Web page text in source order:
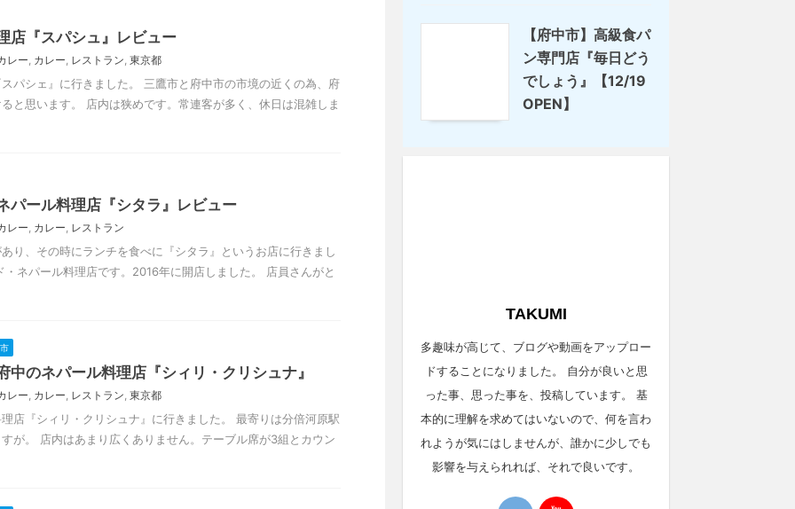
店『スパシュ』レビュー
レー, カレー, レストラン, 東京都
パシェ』に行きました。 三鷹市と府中市の市境の近くの為、府
と思います。 店内は狭めです。常連客が多く、休日は混雑しま
パール料理店『シタラ』レビュー
レー, カレー, レストラン
り、その時にランチを食べに『シタラ』というお店に行きまし
ネパール料理店です。2016年に開店しました。 店員さんがと
中のネパール料理店『シィリ・クリシュナ』
レー, カレー, レストラン, 東京都
店『シィリ・クリシュナ』に行きました。 最寄りは分倍河原駅
が。 店内はあまり広くありません。テーブル席が3組とカウン
【府中市】高級食パ
ン専門店『毎日どう
でしょう』【12/19
OPEN】
TAKUMI
多趣味が高じて、ブログや動画をアップロー
ドすることになりました。 自分が良いと思
った事、思った事を、投稿しています。 基
本的に理解を求めてはいないので、何を言わ
れようが気にはしませんが、誰かに少しでも
影響を与えられれば、それで良いです。